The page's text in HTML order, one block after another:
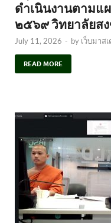
ดำเนินงานตามแ
๒๕๖๙ วิทยาลัยส
July 11, 2026 - by เว็บมาส
READ MORE